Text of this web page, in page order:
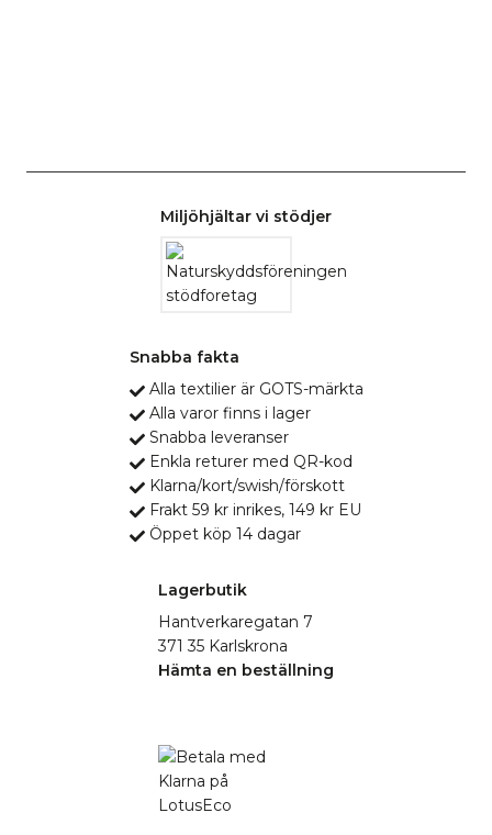
Miljöhjältar vi stödjer
Snabba fakta
Alla textilier är GOTS-märkta
Alla varor finns i lager
Snabba leveranser
Enkla returer med QR-kod
Klarna/kort/swish/förskott
Frakt 59 kr inrikes, 149 kr EU
Öppet köp 14 dagar
Lagerbutik
Hantverkaregatan 7
371 35 Karlskrona
Hämta en beställning